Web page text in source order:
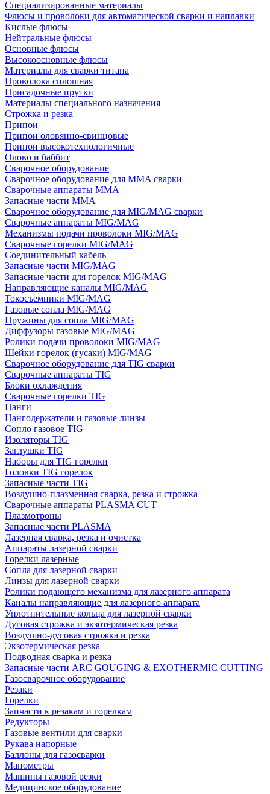
Специализированные материалы
Флюсы и проволоки для автоматической сварки и наплавки
Кислые флюсы
Нейтральные флюсы
Основные флюсы
Высокоосновные флюсы
Материалы для сварки титана
Проволока сплошная
Присадочные прутки
Материалы специального назначения
Строжка и резка
Припои
Припои оловянно-свинцовые
Припои высокотехнологичные
Олово и баббит
Сварочное оборудование
Сварочное оборудование для MMA сварки
Сварочные аппараты MMA
Запасные части MMA
Сварочное оборудование для MIG/MAG сварки
Сварочные аппараты MIG/MAG
Механизмы подачи проволоки MIG/MAG
Сварочные горелки MIG/MAG
Соединительный кабель
Запасные части MIG/MAG
Запасные части для горелок MIG/MAG
Направляющие каналы MIG/MAG
Токосъемники MIG/MAG
Газовые сопла MIG/MAG
Пружины для сопла MIG/MAG
Диффузоры газовые MIG/MAG
Ролики подачи проволоки MIG/MAG
Шейки горелок (гусаки) MIG/MAG
Сварочное оборудование для TIG сварки
Сварочные аппараты TIG
Блоки охлаждения
Сварочные горелки TIG
Цанги
Цангодержатели и газовые линзы
Сопло газовое TIG
Изоляторы TIG
Заглушки TIG
Наборы для TIG горелки
Головки TIG горелок
Запасные части TIG
Воздушно-плазменная сварка, резка и строжка
Сварочные аппараты PLASMA CUT
Плазмотроны
Запасные части PLASMA
Лазерная сварка, резка и очистка
Аппараты лазерной сварки
Горелки лазерные
Сопла для лазерной сварки
Линзы для лазерной сварки
Ролики подающего механизма для лазерного аппарата
Каналы направляющие для лазерного аппарата
Уплотнительные кольца для лазерной сварки
Дуговая строжка и экзотермическая резка
Воздушно-дуговая строжка и резка
Экзотермическая резка
Подводная сварка и резка
Запасные части ARC GOUGING & EXOTHERMIC CUTTING
Газосварочное оборудование
Резаки
Горелки
Запчасти к резакам и горелкам
Редукторы
Газовые вентили для сварки
Рукава напорные
Баллоны для газосварки
Манометры
Машины газовой резки
Медицинское оборудование